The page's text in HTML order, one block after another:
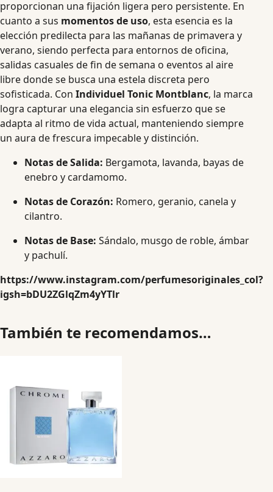
proporcionan una fijación ligera pero persistente. En
cuanto a sus momentos de uso, esta esencia es la
elección predilecta para las mañanas de primavera y
verano, siendo perfecta para entornos de oficina,
salidas casuales de fin de semana o eventos al aire
libre donde se busca una estela discreta pero
sofisticada. Con Individuel Tonic Montblanc, la marca
logra capturar una elegancia sin esfuerzo que se
adapta al ritmo de vida actual, manteniendo siempre
un aura de frescura impecable y distinción.
Notas de Salida: Bergamota, lavanda, bayas de
enebro y cardamomo.
Notas de Corazón: Romero, geranio, canela y
cilantro.
Notas de Base: Sándalo, musgo de roble, ámbar
y pachulí.
https://www.instagram.com/perfumesoriginales_col?
igsh=bDU2ZGlqZm4yYTlr
También te recomendamos…